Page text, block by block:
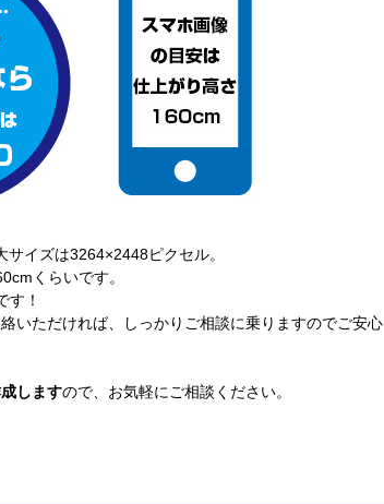
イズは3264×2448ピクセル。
くらいです。
す！
いただければ、しっかりご相談に乗りますのでご安心
しますので、お気軽にご相談ください。